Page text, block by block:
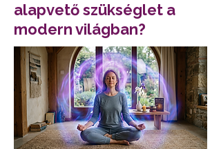
alapvető szükséglet a
modern világban?